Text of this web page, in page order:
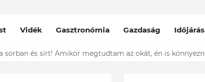
Vidék Gasztronómia Gazdaság Időjárás
hiszed el, kinek a karjában kötött ki...ÍME